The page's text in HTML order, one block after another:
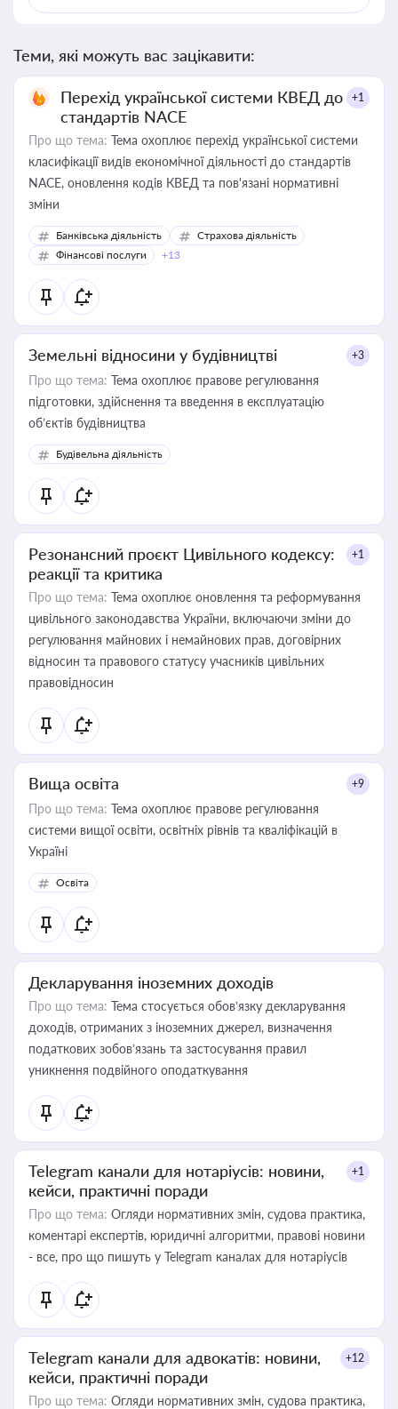
Теми, які можуть вас зацікавити:
Перехід української системи КВЕД до
стандартів NACE
+1
Про що тема: Тема охоплює перехід української системи
класифікації видів економічної діяльності до стандартів
NACE, оновлення кодів КВЕД та пов'язані нормативні
зміни
Банківська діяльність
Страхова діяльність
Фінансові послуги
+13
Земельні відносини у будівництві +3
Про що тема: Тема охоплює правове регулювання
підготовки, здійснення та введення в експлуатацію
об’єктів будівництва
Будівельна діяльність
Резонансний проєкт Цивільного кодексу:
реакції та критика
+1
Про що тема: Тема охоплює оновлення та реформування
цивільного законодавства України, включаючи зміни до
регулювання майнових і немайнових прав, договірних
відносин та правового статусу учасників цивільних
правовідносин
Вища освіта +9
Про що тема: Тема охоплює правове регулювання
системи вищої освіти, освітніх рівнів та кваліфікацій в
Україні
Освіта
Декларування іноземних доходів
Про що тема: Тема стосується обов’язку декларування
доходів, отриманих з іноземних джерел, визначення
податкових зобов’язань та застосування правил
уникнення подвійного оподаткування
Telegram канали для нотаріусів: новини,
кейси, практичні поради
+1
Про що тема: Огляди нормативних змін, судова практика,
коментарі експертів, юридичні алгоритми, правові новини
- все, про що пишуть у Telegram каналах для нотаріусів
Telegram канали для адвокатів: новини,
кейси, практичні поради
+12
Про що тема: Огляди нормативних змін, судова практика,